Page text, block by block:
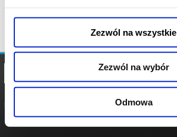
Zezwól na wszystkie
Zezwól na wybór
Odmowa
POLITYKA